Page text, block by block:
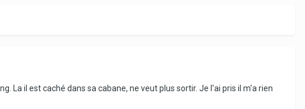
La il est caché dans sa cabane, ne veut plus sortir. Je l'ai pris il m'a rien